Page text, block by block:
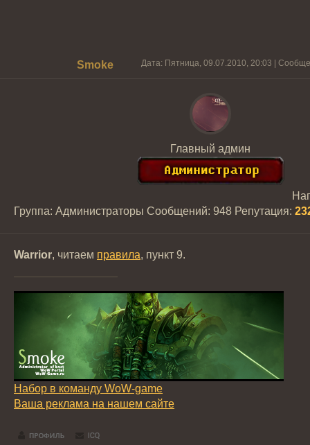
Smoke Дата: Пятница, 09.07.2010, 20:03 |
Главный админ
Группа: Администраторы Сообщений: 948 Репутация:
Warrior, читаем правила, пункт 9.
Набор в команду WoW-game
Ваша реклама на нашем сайте